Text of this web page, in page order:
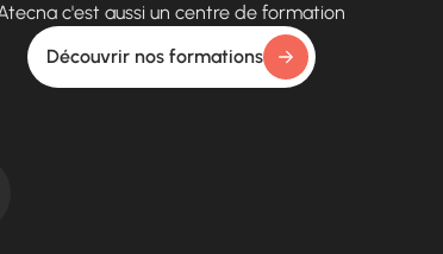
c'est aussi un centre de formation
Découvrir nos formations